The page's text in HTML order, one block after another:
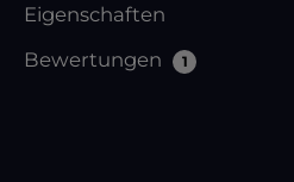
Eigenschaften
Bewertungen
1